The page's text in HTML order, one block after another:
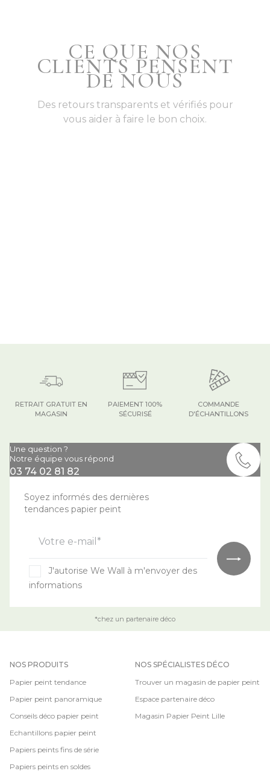
CE QUE NOS
CLIENTS PENSENT
DE NOUS
Des retours transparents et vérifiés pour
vous aider à faire le bon choix.
COMMANDE
D'ÉCHANTILLONS
PAIEMENT 100%
SÉCURISÉ
RETRAIT GRATUIT EN
MAGASIN
Une question ?
Notre équipe vous répond
03 74 02 81 82
Soyez informés des dernières
tendances papier peint
Votre e-mail*
J'autorise We Wall à m'envoyer des
informations
*chez un partenaire déco
NOS PRODUITS
Papier peint tendance
Papier peint panoramique
Conseils déco papier peint
Echantillons papier peint
Papiers peints fins de série
Papiers peints en soldes
NOS SPÉCIALISTES DÉCO
Trouver un magasin de papier peint
Espace partenaire déco
Magasin Papier Peint Lille